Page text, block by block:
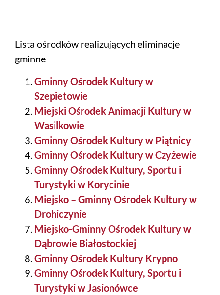
Lista ośrodków realizujących eliminacje
gminne
Gminny Ośrodek Kultury w
Szepietowie
Miejski Ośrodek Animacji Kultury w
Wasilkowie
Gminny Ośrodek Kultury w Piątnicy
Gminny Ośrodek Kultury w Czyżewie
Gminny Ośrodek Kultury, Sportu i
Turystyki w Korycinie
Miejsko – Gminny Ośrodek Kultury w
Drohiczynie
Miejsko-Gminny Ośrodek Kultury w
Dąbrowie Białostockiej
Gminny Ośrodek Kultury Krypno
Gminny Ośrodek Kultury, Sportu i
Turystyki w Jasionówce